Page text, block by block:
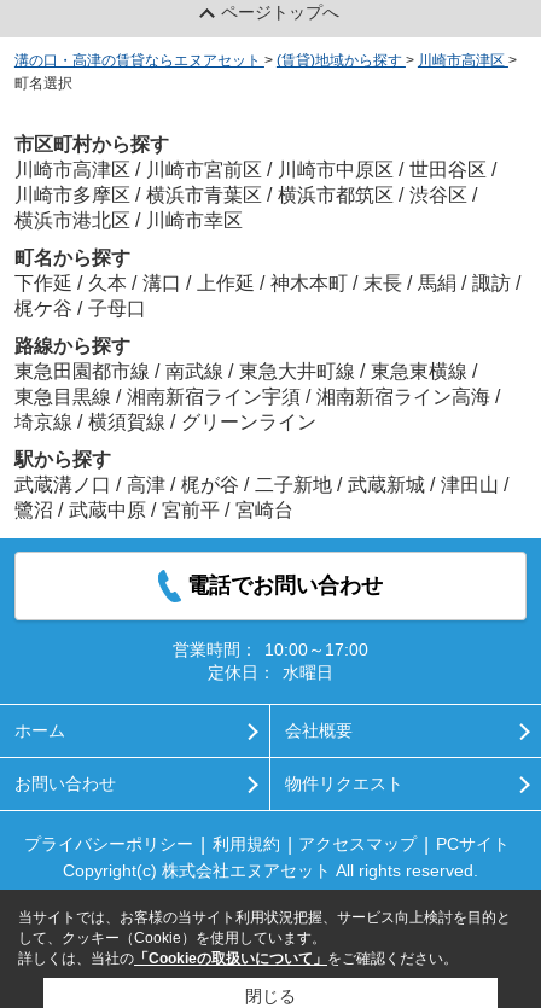
ページトップへ
溝の口・高津の賃貸ならエヌアセット > (賃貸)地域から探す > 川崎市高津区 >
町名選択
市区町村から探す
川崎市高津区 / 川崎市宮前区 / 川崎市中原区 / 世田谷区 /
川崎市多摩区 / 横浜市青葉区 / 横浜市都筑区 / 渋谷区 /
横浜市港北区 / 川崎市幸区
町名から探す
下作延 / 久本 / 溝口 / 上作延 / 神木本町 / 末長 / 馬絹 / 諏訪 /
梶ケ谷 / 子母口
路線から探す
東急田園都市線 / 南武線 / 東急大井町線 / 東急東横線 /
東急目黒線 / 湘南新宿ライン宇須 / 湘南新宿ライン高海 /
埼京線 / 横須賀線 / グリーンライン
駅から探す
武蔵溝ノ口 / 高津 / 梶が谷 / 二子新地 / 武蔵新城 / 津田山 /
鷺沼 / 武蔵中原 / 宮前平 / 宮崎台
電話でお問い合わせ
営業時間：
10:00～17:00
定休日：
水曜日
ホーム 会社概要
お問い合わせ 物件リクエスト
プライバシーポリシー 利用規約 アクセスマップ
PCサイト
Copyright(c) 株式会社エヌアセット All rights reserved.
当サイトでは、お客様の当サイト利用状況把握、サービス向上検討を目的と
して、クッキー（Cookie）を使用しています。
詳しくは、当社の 「Cookieの取扱いについて」 をご確認ください。
閉じる